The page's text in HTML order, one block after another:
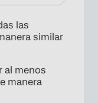
las
similar
al menos
manera